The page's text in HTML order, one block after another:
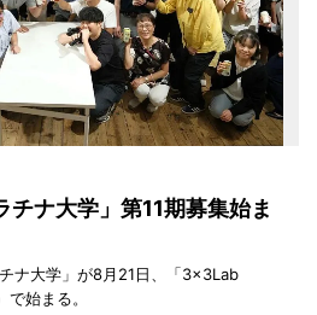
チナ大学」第11期募集始ま
ナ大学」が8月21日、「3×3Lab
始まる。